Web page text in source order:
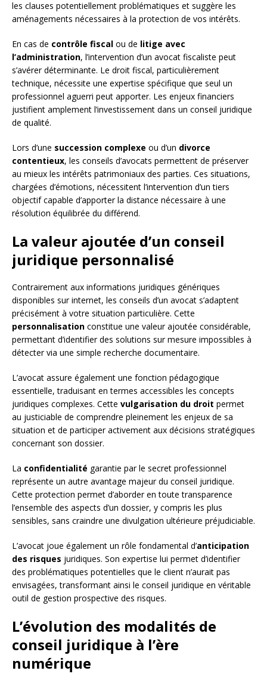
les clauses potentiellement problématiques et suggère les
aménagements nécessaires à la protection de vos intérêts.
En cas de contrôle fiscal ou de litige avec
l’administration, l’intervention d’un avocat fiscaliste peut
s’avérer déterminante. Le droit fiscal, particulièrement
technique, nécessite une expertise spécifique que seul un
professionnel aguerri peut apporter. Les enjeux financiers
justifient amplement l’investissement dans un conseil juridique
de qualité.
Lors d’une succession complexe ou d’un divorce
contentieux, les conseils d’avocats permettent de préserver
au mieux les intérêts patrimoniaux des parties. Ces situations,
chargées d’émotions, nécessitent l’intervention d’un tiers
objectif capable d’apporter la distance nécessaire à une
résolution équilibrée du différend.
La valeur ajoutée d’un conseil
juridique personnalisé
Contrairement aux informations juridiques génériques
disponibles sur internet, les conseils d’un avocat s’adaptent
précisément à votre situation particulière. Cette
personnalisation constitue une valeur ajoutée considérable,
permettant d’identifier des solutions sur mesure impossibles à
détecter via une simple recherche documentaire.
L’avocat assure également une fonction pédagogique
essentielle, traduisant en termes accessibles les concepts
juridiques complexes. Cette vulgarisation du droit permet
au justiciable de comprendre pleinement les enjeux de sa
situation et de participer activement aux décisions stratégiques
concernant son dossier.
La confidentialité garantie par le secret professionnel
représente un autre avantage majeur du conseil juridique.
Cette protection permet d’aborder en toute transparence
l’ensemble des aspects d’un dossier, y compris les plus
sensibles, sans craindre une divulgation ultérieure préjudiciable.
L’avocat joue également un rôle fondamental d’anticipation
des risques juridiques. Son expertise lui permet d’identifier
des problématiques potentielles que le client n’aurait pas
envisagées, transformant ainsi le conseil juridique en véritable
outil de gestion prospective des risques.
L’évolution des modalités de
conseil juridique à l’ère
numérique